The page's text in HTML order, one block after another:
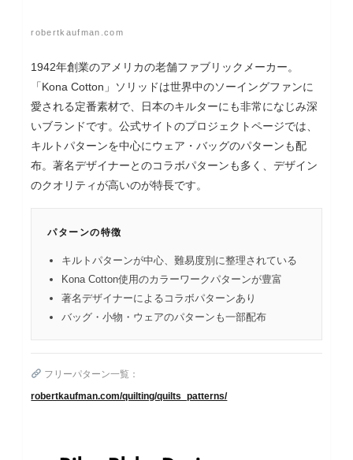
robertkaufman.com
1942年創業のアメリカの老舗ファブリックメーカー。
「Kona Cotton」ソリッドは世界中のソーイングファンに
愛される定番素材で、日本のキルターにも非常になじみ深
いブランドです。公式サイトのプロジェクトページでは、
キルトパターンを中心にウェア・バッグのパターンも配
布。著名デザイナーとのコラボパターンも多く、デザイン
のクオリティが高いのが特長です。
パターンの特徴
キルトパターンが中心、難易度別に整理されている
Kona Cotton使用のカラーワークパターンが豊富
著名デザイナーによるコラボパターンあり
バッグ・小物・ウェアのパターンも一部配布
フリーパターン一覧：
robertkaufman.com/quilting/quilts_patterns/